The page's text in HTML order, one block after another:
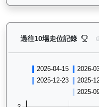
過往10場走位記錄